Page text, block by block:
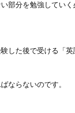
部分を勉強していく
した後で受ける「英
ならないのです。